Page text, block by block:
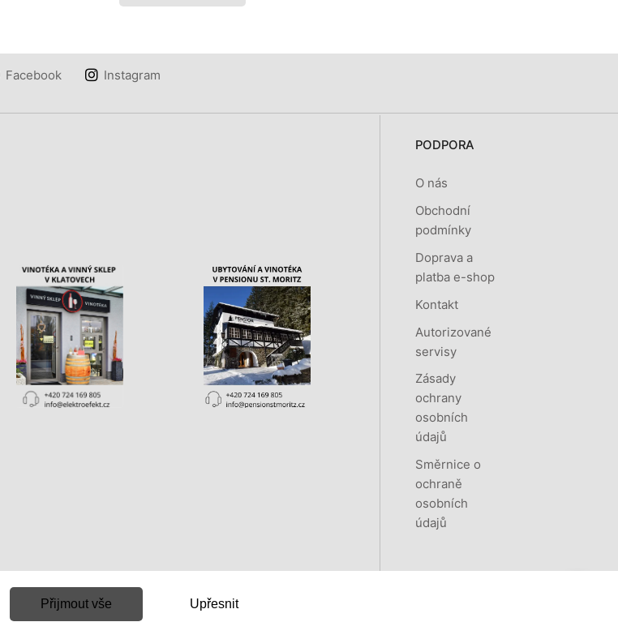
Facebook Instagram
PODPORA
O nás
Obchodní
podmínky
Doprava a
platba e-shop
Kontakt
Autorizované
servisy
Zásady
ochrany
osobních
údajů
Směrnice o
ochraně
osobních
údajů
Přijmout vše Upřesnit